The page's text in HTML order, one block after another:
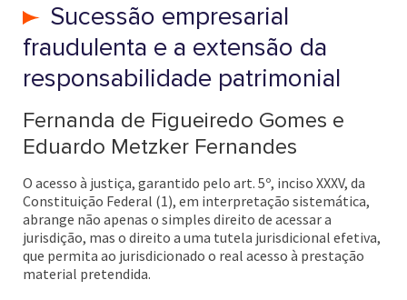
Sucessão empresarial
fraudulenta e a extensão da
responsabilidade patrimonial
Fernanda de Figueiredo Gomes e
Eduardo Metzker Fernandes
O acesso à justiça, garantido pelo art. 5º, inciso XXXV, da
Constituição Federal (1), em interpretação sistemática,
abrange não apenas o simples direito de acessar a
jurisdição, mas o direito a uma tutela jurisdicional efetiva,
que permita ao jurisdicionado o real acesso à prestação
material pretendida.